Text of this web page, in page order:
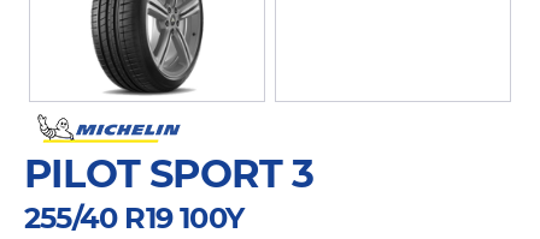
PILOT SPORT 3
255/40 R19 100Y